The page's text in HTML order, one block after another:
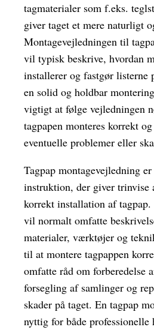
tagmaterialer som f.eks.
giver taget et mere naturligt
Montagevejledningen til
vil typisk beskrive, hvordan
installerer og fastgør listerne
en solid og holdbar
vigtigt at følge vejledningen
tagpapen monteres korrekt
eventuelle problemer eller
Tagpap montagevejledning
instruktion, der giver trinvise
korrekt installation af
vil normalt omfatte
materialer, værktøjer og
til at montere tagpappen
omfatte råd om forberedelse
forsegling af samlinger og
skader på taget. En tagpap
nyttig for både